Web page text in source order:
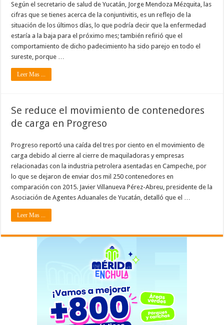
Según el secretario de salud de Yucatán, Jorge Mendoza Mézquita, las
cifras que se tienes acerca de la conjuntivitis, es un reflejo de la
situación de los últimos días, lo que podría decir que la enfermedad
estaría a la baja para el próximo mes; también refirió que el
comportamiento de dicho padecimiento ha sido parejo en todo el
sureste, porque …
Leer Mas ...
Se reduce el movimiento de contenedores
de carga en Progreso
Progreso reportó una caída del tres por ciento en el movimiento de
carga debido al cierre al cierre de maquiladoras y empresas
relacionadas con la industria petrolera asentadas en Campeche, por
lo que se dejaron de enviar dos mil 250 contenedores en
comparación con 2015. Javier Villanueva Pérez-Abreu, presidente de la
Asociación de Agentes Aduanales de Yucatán, detalló que el …
Leer Mas ...